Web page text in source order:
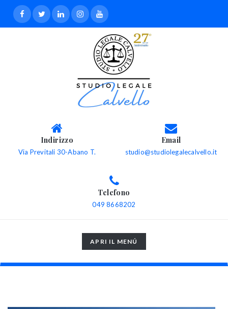
Indirizzo
Via Previtali 30-Abano T.
Email
studio@studiolegalecalvello.it
Telefono
049 8668202
TOGGLE
NAVIGATION
APRI IL MENÚ